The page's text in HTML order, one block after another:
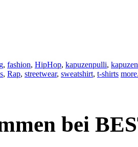
, fashion, HipHop, kapuzenpulli,
, Rap, streetwear, sweatshirt, t-shirts
bei